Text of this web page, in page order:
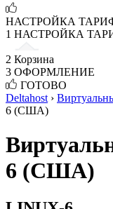
НАСТРОЙКА
1 НАСТРОЙКА
2 Корзина
3 ОФОРМЛЕНИЕ
ГОТОВО
Deltahost ›
6 (США)
6 (США)